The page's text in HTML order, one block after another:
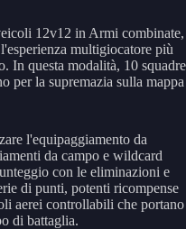
12v12 in Armi combinate,
multigiocatore più
In questa modalità, 10 squadre
per la supremazia sulla mappa
l'equipaggiamento da
da campo e wildcard
con le eliminazioni e
di punti, potenti ricompense
aerei controllabili che portano
di battaglia.